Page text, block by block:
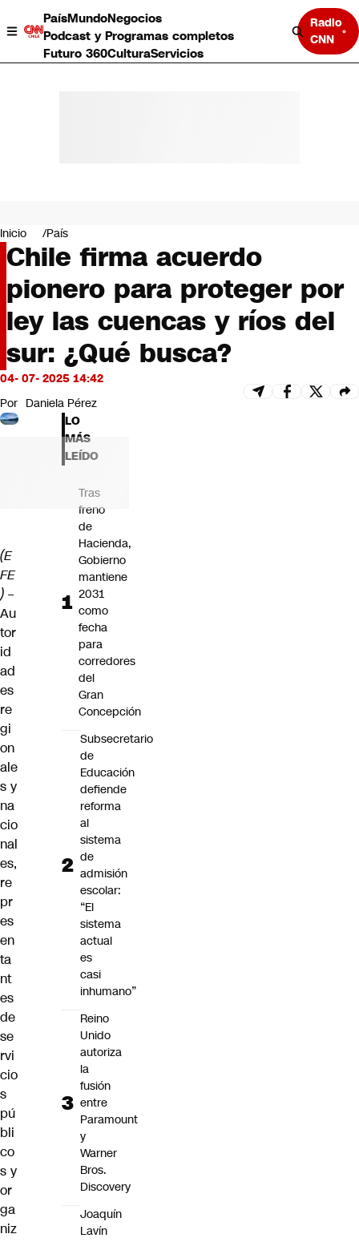
PaísMundoNegocios
Podcast y Programas completos
Futuro 360CulturaServicios
Radio
CNN
Negocios
Deportes
Programas completos
Cultura
Servicios
Bits
CNN Data
CNN tiempo
Futuro 360
Inicio País
Chile firma acuerdo
pionero para proteger por
ley las cuencas y ríos del
sur: ¿Qué busca?
04- 07- 2025 14:42
Por Daniela Pérez
(E
FE
) –
Au
tor
id
ad
es
re
gi
on
ale
s y
na
cio
nal
es,
re
pr
es
en
ta
nt
es
de
se
rvi
cio
s
pú
bli
co
s y
or
ga
niz
LO
MÁS
LEÍDO
Tras
freno
de
Hacienda,
Gobierno
mantiene
2031
como
fecha
para
corredores
del
Gran
Concepción
Subsecretario
de
Educación
defiende
reforma
al
sistema
de
admisión
escolar:
“El
sistema
actual
es
casi
inhumano”
Reino
Unido
autoriza
la
fusión
entre
Paramount
y
Warner
Bros.
Discovery
Joaquín
Lavín